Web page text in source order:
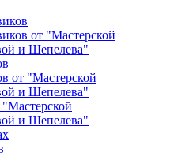
от "Мастерской
и Шепелева"
от "Мастерской
и Шепелева"
и Шепелева"